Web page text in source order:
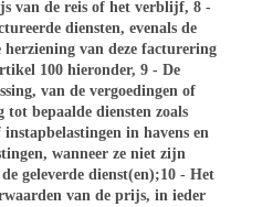
van de reis of het verblijf, 8 -
diensten, evenals de
herziening van deze facturering
100 hieronder, 9 - De
van de vergoedingen of
bepaalde diensten zoals
in havens en
wanneer ze niet zijn
geleverde dienst(en);10 - Het
van de prijs, in ieder